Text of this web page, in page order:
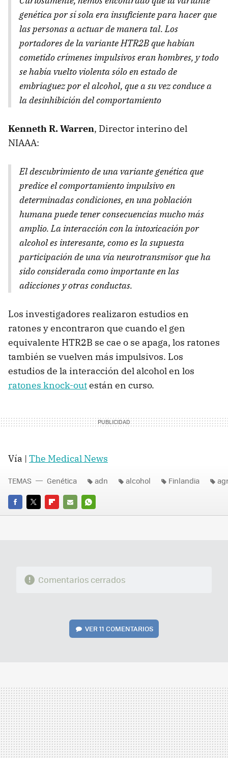
genética por sí sola era insuficiente para hacer que
las personas a actuar de manera tal. Los
portadores de la variante HTR2B que habían
cometido crímenes impulsivos eran hombres, y todo
se había vuelto violenta sólo en estado de
embriaguez por el alcohol, que a su vez conduce a
la desinhibición del comportamiento
Kenneth R. Warren, Director interino del
NIAAA:
El descubrimiento de una variante genética que
predice el comportamiento impulsivo en
determinadas condiciones, en una población
humana puede tener consecuencias mucho más
amplio. La interacción con la intoxicación por
alcohol es interesante, como es la supuesta
participación de una vía neurotransmisor que ha
sido considerada como importante en las
adicciones y otras conductas.
Los investigadores realizaron estudios en
ratones y encontraron que cuando el gen
equivalente HTR2B se cae o se apaga, los ratones
también se vuelven más impulsivos. Los
estudios de la interacción del alcohol en los
ratones knock-outestán en curso.
Vía | The Medical News
FACEBOOK
TWITTERFLIPBOARD
E-
WHATSAPP
TEMAS Genética adn alcohol Finlandia
Comentarios cerrados
VER11 COMENTARIOS